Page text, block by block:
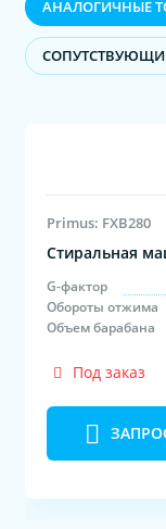
АНАЛОГИЧНЫЕ
Primus: FXB280
Стиральная
G-фактор
Обороты отжима
Объем барабана
Под заказ